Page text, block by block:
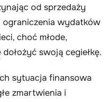
od sprzedaży
wydatków
choć młode,
swoją cegiełkę.
sytuacja finansowa
zmartwienia i